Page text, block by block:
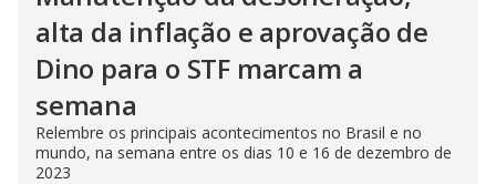
alta da inflação e aprovação de
Dino para o STF marcam a
semana
Relembre os principais acontecimentos no Brasil e no
mundo, na semana entre os dias 10 e 16 de dezembro de
2023